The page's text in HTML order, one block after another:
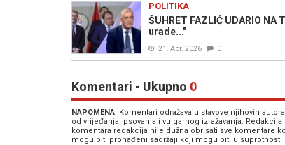
POLITIKA
ŠUHRET FAZLIĆ UDARIO
urade..."
21. Apr. 2026 0
Komentari - Ukupno 0
NAPOMENA: Komentari odražavaju stavove njihovih
od vrijeđanja, psovanja i vulgarnog izražavanja.
komentara redakcija nije dužna obrisati sve komentare
mogu biti pronađeni sadržaji koji mogu biti u